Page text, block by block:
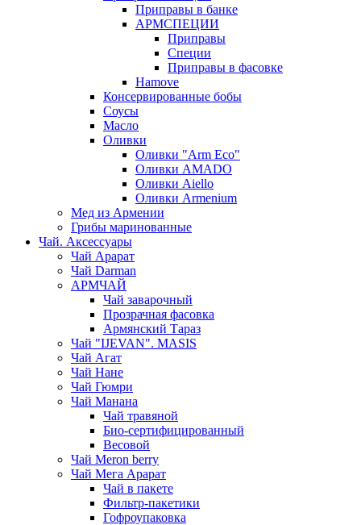
Приправы в банке
АРМСПЕЦИИ
Приправы
Специи
Приправы в фасовке
Hamove
Консервированные бобы
Соусы
Масло
Оливки
Оливки "Arm Eco"
Оливки AMADO
Оливки Aiello
Оливки Armenium
Мед из Армении
Грибы маринованные
Чай. Аксессуары
Чай Арарат
Чай Darman
АРМЧАЙ
Чай заварочный
Прозрачная фасовка
Армянский Тараз
Чай "IJEVAN". MASIS
Чай Агат
Чай Нане
Чай Гюмри
Чай Манана
Чай травяной
Био-сертифицированный
Весовой
Чай Meron berry
Чай Мега Арарат
Чай в пакете
Фильтр-пакетики
Гофроупаковка